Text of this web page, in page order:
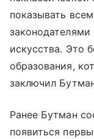
показывать
искусства. Это
образования,
заключил
Ранее Бутман
появиться